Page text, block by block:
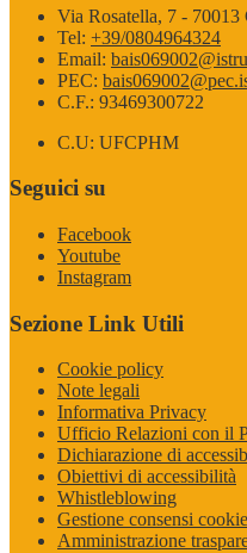
Via Rosatella, 7 -
Tel: +39/0804964324
Email:
PEC:
C.F.: 93469300722
C.U: UFCPHM
Seguici su
Facebook
Youtube
Instagram
Sezione Link Utili
Cookie policy
Note legali
Informativa Privacy
Ufficio Relazioni con il
Dichiarazione di
Obiettivi di accessibilità
Whistleblowing
Gestione consensi cookie
Amministrazione